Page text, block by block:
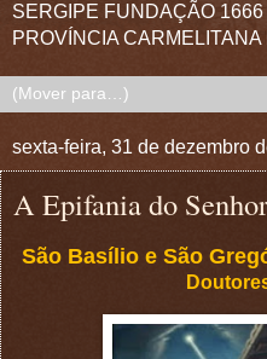
SERGIPE FUNDAÇÃO
PROVÍNCIA
sexta-feira, 31 de dezembro
A Epifania do Senhor
São Basílio e São